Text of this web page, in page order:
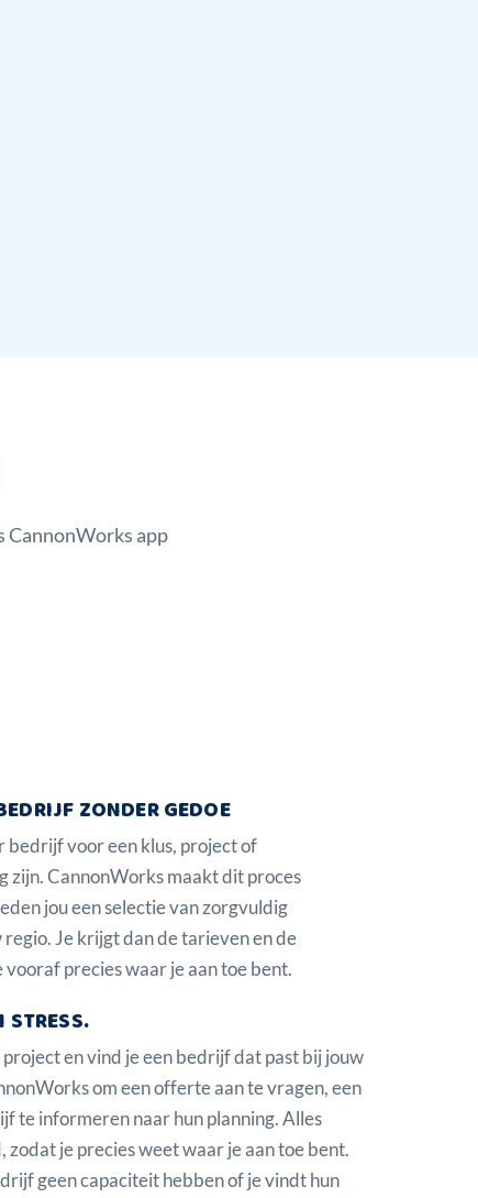
CannonWorks app
ZONDER GEDOE
voor een klus, project of
zijn. CannonWorks maakt dit proces
jou een selectie van zorgvuldig
Je krijgt dan de tarieven en de
precies waar je aan toe bent.
STRESS.
en vind je een bedrijf dat past bij jouw
om een offerte aan te vragen, een
te informeren naar hun planning. Alles
je precies weet waar je aan toe bent.
geen capaciteit hebben of je vindt hun